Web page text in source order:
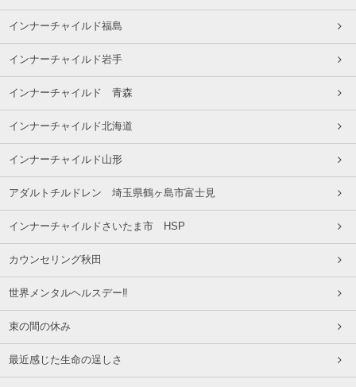
インナーチャイルド福島
インナーチャイルド岩手
インナーチャイルド 青森
インナーチャイルド北海道
インナーチャイルド山形
アダルトチルドレン 埼玉県鶴ヶ島市富士見
インナーチャイルドさいたま市 HSP
カウンセリング秋田
世界メンタルヘルスデー‼️
束の間の休み
最近感じた生命の逞しさ